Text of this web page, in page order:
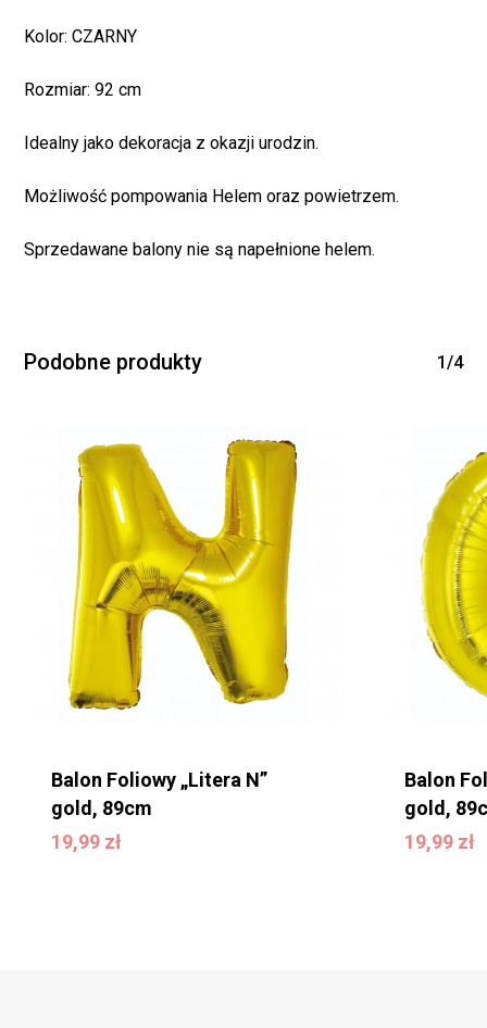
Brak produktów w
Kolor: CZARNY
Rozmiar: 92 cm
Idealny jako dekoracja z okazji urodzin.
Możliwość pompowania Helem oraz powietrzem.
Sprzedawane balony nie są napełnione helem.
Podobne produkty 1/4
Balon Foliowy „Litera N”
gold, 89cm
19,99 zł
19,99zł
Balon
gold,
19,99 zł
19,99zł